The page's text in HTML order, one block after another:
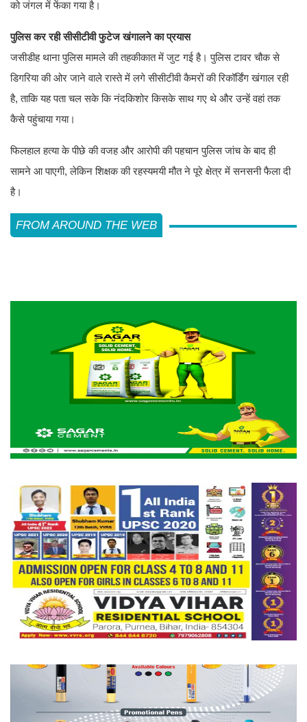
को जंगल में फेंका गया है।
पुलिस कर रही सीसीटीवी फुटेज खंगालने का प्रयास
जसीडीह थाना पुलिस मामले की तहकीकात में जुट गई है। पुलिस टावर चौक से
डिगरिया की ओर जाने वाले रास्ते में लगे सीसीटीवी कैमरों की रिकॉर्डिंग खंगाल रही
है, ताकि यह पता चल सके कि नंदकिशोर किसके साथ गए थे और उन्हें वहां तक
कैसे पहुंचाया गया।
फिलहाल हत्या के पीछे की वजह और आरोपी की पहचान पुलिस जांच के बाद ही
सामने आ पाएगी, लेकिन शिक्षक की रहस्यमयी मौत ने पूरे क्षेत्र में सनसनी फैला दी
है।
FROM AROUND THE WEB